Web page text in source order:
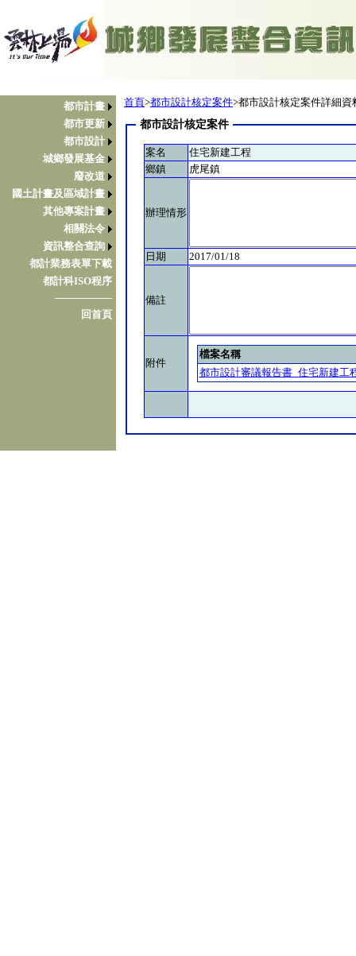
都市計畫
都市更新
都市設計
城鄉發展基金
廢改道
國土計畫及區域計畫
其他專案計畫
相關法令
資訊整合查詢
都計業務表單下載
都計科ISO程序
────────
回首頁
首頁>都市設計核定案件>都市設計核定案件詳細資
都市設計核定案件
案名
住宅新建工程
鄉鎮
虎尾鎮
辦理情形
日期 2017/01/18
備註
附件
檔案名稱
都市設計審議報告書_住宅新建工